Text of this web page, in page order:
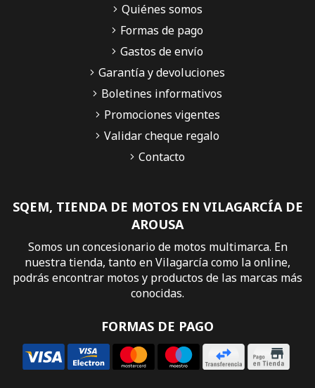
SQEM, TIENDA DE MOTOS EN VILAGARCÍA DE
AROUSA
Somos un concesionario de motos multimarca. En
nuestra tienda, tanto en Vilagarcía como la online,
podrás encontrar motos y productos de las marcas más
conocidas.
FORMAS DE PAGO
Quiénes somos
Formas de pago
Gastos de envío
Garantía y devoluciones
Boletines informativos
Promociones vigentes
Validar cheque regalo
Contacto